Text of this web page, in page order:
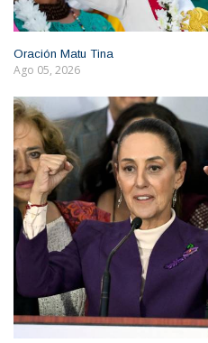
Oración Matu Tina
Ago 05, 2026